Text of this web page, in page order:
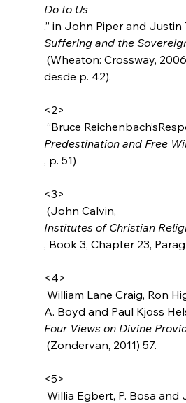
Do to Us
,” in John Piper and Justin
Suffering and the
(Wheaton: Crossway,
desde p. 42).
<2>
“Bruce
Predestination and Free
, p. 51)
<3>
(John Calvin,
Institutes of Christian
, Book 3, Chapter 23,
<4>
A. Boyd and Paul Kjoss
Four Views on Divine
(Zondervan, 2011) 57.
<5>
Willia Egbert, P. Bosa and